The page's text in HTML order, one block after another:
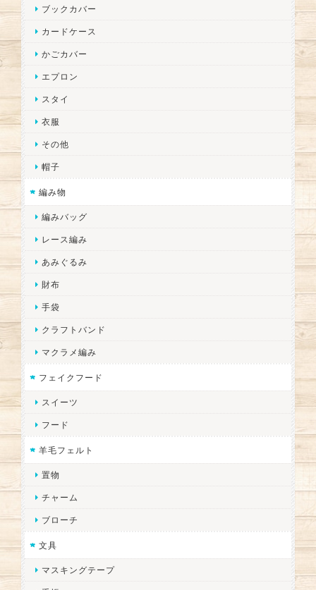
ブックカバー
カードケース
かごカバー
エプロン
スタイ
衣服
その他
帽子
編み物
編みバッグ
レース編み
あみぐるみ
財布
手袋
クラフトバンド
マクラメ編み
フェイクフード
スイーツ
フード
羊毛フェルト
置物
チャーム
ブローチ
文具
マスキングテープ